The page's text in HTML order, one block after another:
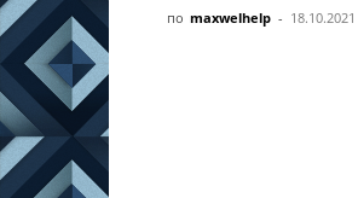
по maxwelhelp - 18.10.2021